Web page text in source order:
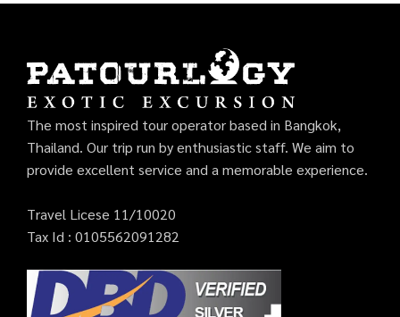
The most inspired tour operator based in Bangkok,
Thailand. Our trip run by enthusiastic staff. We aim to
provide excellent service and a memorable experience.
Travel Licese 11/10020
Tax Id : 0105562091282